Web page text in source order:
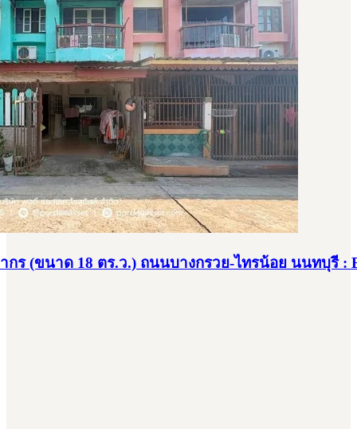
ร (ขนาด 18 ตร.ว.) ถนนบางกรวย-ไทรน้อย นนทบุรี :